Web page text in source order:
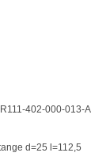
402-000-
d=25 l=112,5